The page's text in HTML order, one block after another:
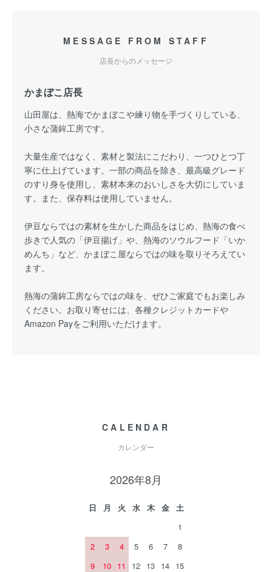
MESSAGE FROM STAFF
店長からのメッセージ
かまぼこ店長
山田屋は、熱海でかまぼこや練り物を手づくりしている、
小さな蒲鉾工房です。
大量生産ではなく、素材と製法にこだわり、一つひとつ丁
寧に仕上げています。一部の商品を除き、最高級グレード
のすり身を使用し、素材本来のおいしさを大切にしていま
す。また、保存料は使用していません。
伊豆ならではの素材を生かした商品をはじめ、熱海の食べ
歩きで人気の「伊豆揚げ」や、熱海のソウルフード「いか
めんち」など、かまぼこ屋ならではの味を取りそろえてい
ます。
熱海の蒲鉾工房ならではの味を、ぜひご家庭でもお楽しみ
ください。お取り寄せには、各種クレジットカードや
Amazon Payをご利用いただけます。
CALENDAR
カレンダー
2026年8月
日 月 火 水 木 金
土
1
2
3 4 5 6 7
8
9
10 11 12 13 14 15